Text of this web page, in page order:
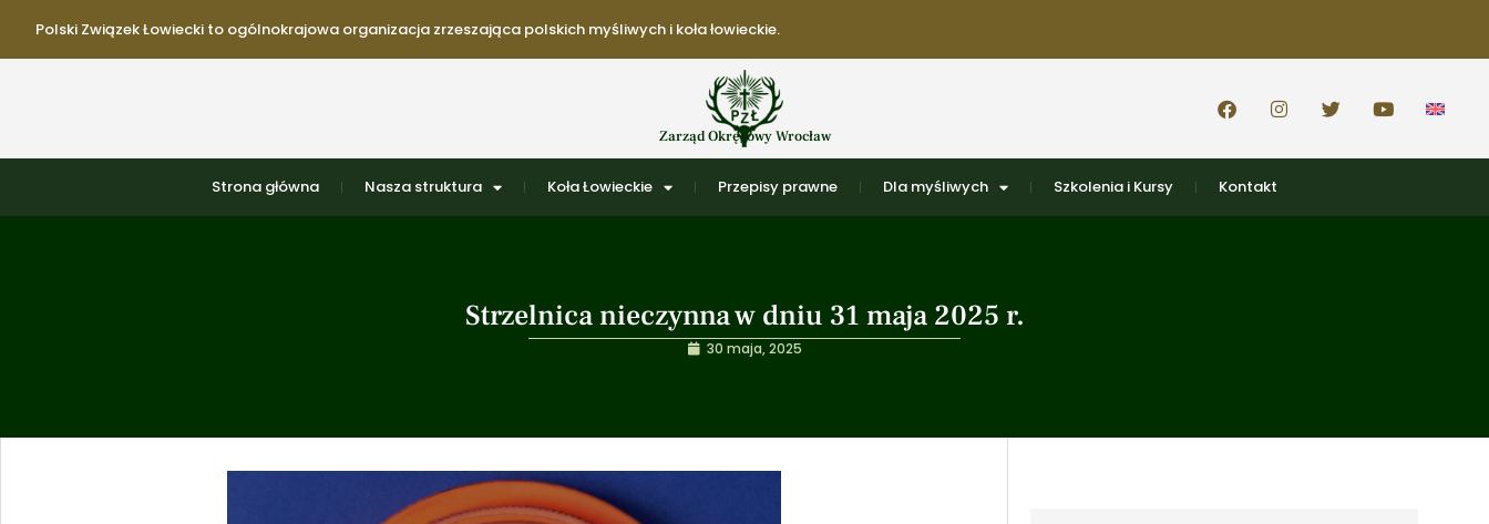
Polski Związek Łowiecki to ogólnokrajowa organizacja zrzeszająca polskich myśliwych i koła łowieckie.
Zarząd Okręgowy Wrocław
Strona główna Nasza struktura Koła Łowieckie Przepisy prawne Dla myśliwych Szkolenia i Kursy Kontakt
Strzelnica nieczynna w dniu 31 maja 2025 r.
30 maja, 2025